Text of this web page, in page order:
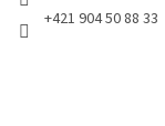
+421 904 50 88 33